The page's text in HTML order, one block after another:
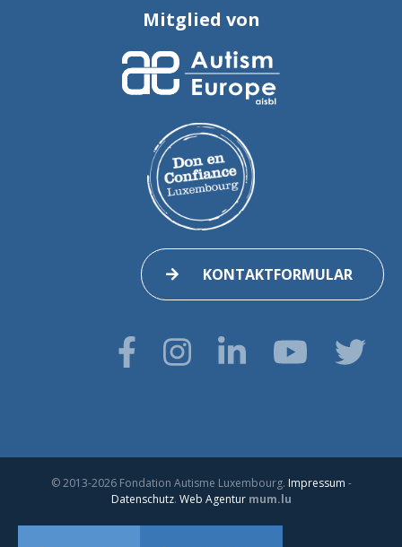
Mitglied von
KONTAKTFORMULAR
© 2013-2026 Fondation Autisme Luxembourg. Impressum -
Datenschutz. Web Agentur mum.lu